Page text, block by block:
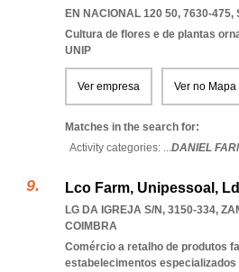
EN NACIONAL 120 50, 7630-475,
Cultura de flores e de plantas
UNIP
Ver empresa Ver no Mapa
Matches in the search for:
Activity categories: ...DANIEL
Lco Farm, Unipessoal,
LG DA IGREJA S/N, 3150-334,
COIMBRA
Comércio a retalho de produtos
estabelecimentos especializados